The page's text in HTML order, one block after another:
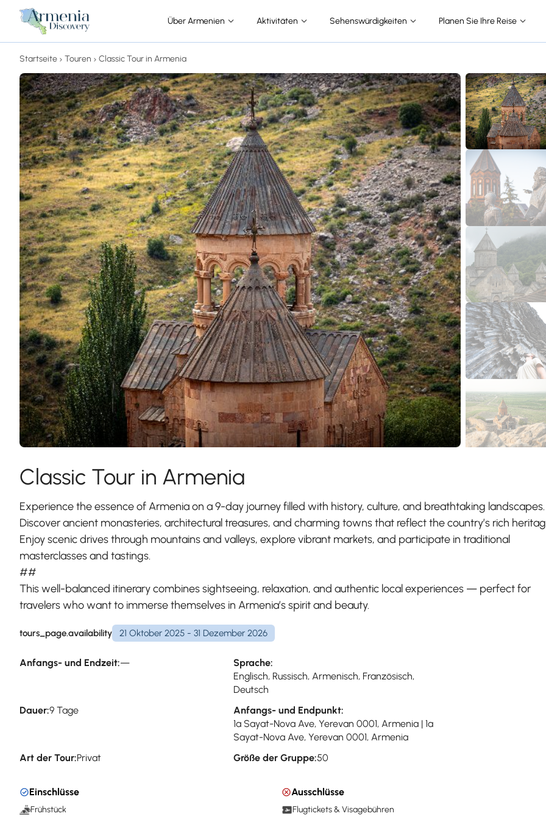
Über Armenien Aktivitäten Sehenswürdigkeiten Planen Sie Ihre Reise
Startseite Touren Classic Tour in Armenia
Classic Tour in Armenia
Experience the essence of Armenia on a 9-day journey filled with history, culture, and breathtaking landscapes.
Discover ancient monasteries, architectural treasures, and charming towns that reflect the country’s rich
Enjoy scenic drives through mountains and valleys, explore vibrant markets, and participate in traditional
masterclasses and tastings.
##
This well-balanced itinerary combines sightseeing, relaxation, and authentic local experiences — perfect for
travelers who want to immerse themselves in Armenia’s spirit and beauty.
tours_page.availability 21 Oktober 2025 - 31 Dezember 2026
Anfangs- und Endzeit:—
Sprache:
Englisch, Russisch, Armenisch, Französisch,
Deutsch
Dauer:9 Tage
Anfangs- und Endpunkt:
1a Sayat-Nova Ave, Yerevan 0001, Armenia | 1a
Sayat-Nova Ave, Yerevan 0001, Armenia
Art der Tour:Privat Größe der Gruppe:50
Einschlüsse
Frühstück
Ausschlüsse
Flugtickets & Visagebühren